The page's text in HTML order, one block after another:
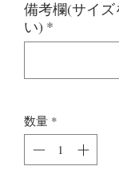
備考欄(サイズ
い) *
数量 *